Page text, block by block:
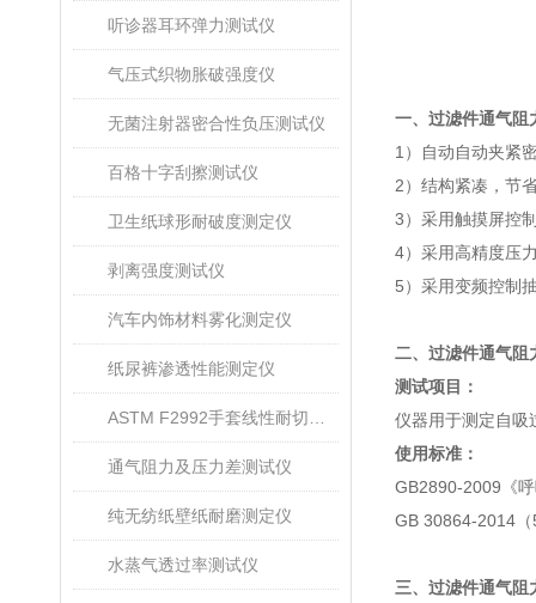
听诊器耳环弹力测试仪
气压式织物胀破强度仪
无菌注射器密合性负压测试仪
百格十字刮擦测试仪
卫生纸球形耐破度测定仪
剥离强度测试仪
汽车内饰材料雾化测定仪
纸尿裤渗透性能测定仪
通气阻力及压力差测试仪
纯无纺纸壁纸耐磨测定仪
水蒸气透过率测试仪
一、 过滤件通气阻
1 ）自动自动夹紧
2）结构紧凑，节
3）采用触摸屏控
4）采用高精度压
5）采用变频控制
二、 过滤件通气阻
测试项目：
仪器用于测定自吸
使用标准：
GB2890-2009 《
GB 30864-2014 （
三、 过滤件通气阻